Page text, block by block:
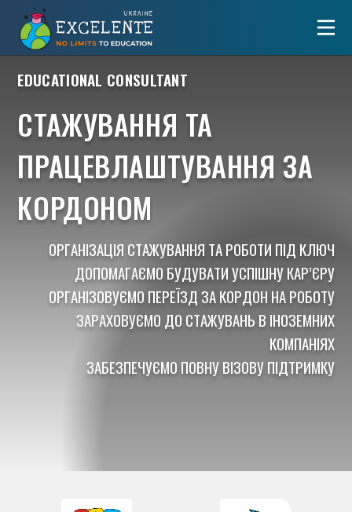
EDUCATIONAL CONSULTANT
СТАЖУВАННЯ ТА
ПРАЦЕВЛАШТУВАННЯ ЗА
КОРДОНОМ
ОРГАНІЗАЦІЯ СТАЖУВАННЯ ТАРОБОТИ ПІД КЛЮЧ
ДОПОМАГАЄМО БУДУВАТИУСПІШНУКАР’ЄРУ
ОРГАНІЗОВУЄМО ПЕРЕЇЗДЗА КОРДОН НА РОБОТУ
ЗАРАХОВУЄМО ДО СТАЖУВАНЬ В ІНОЗЕМНИХ
КОМПАНІЯХ
ЗАБЕЗПЕЧУЄМО ПОВНУВІЗОВУПІДТРИМКУ